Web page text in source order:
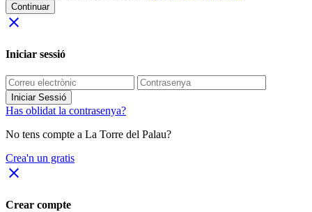
Continuar
close
Iniciar sessió
Iniciar Sessió
Has oblidat la contrasenya?
No tens compte a La Torre del Palau?
Crea'n un gratis
close
Crear compte